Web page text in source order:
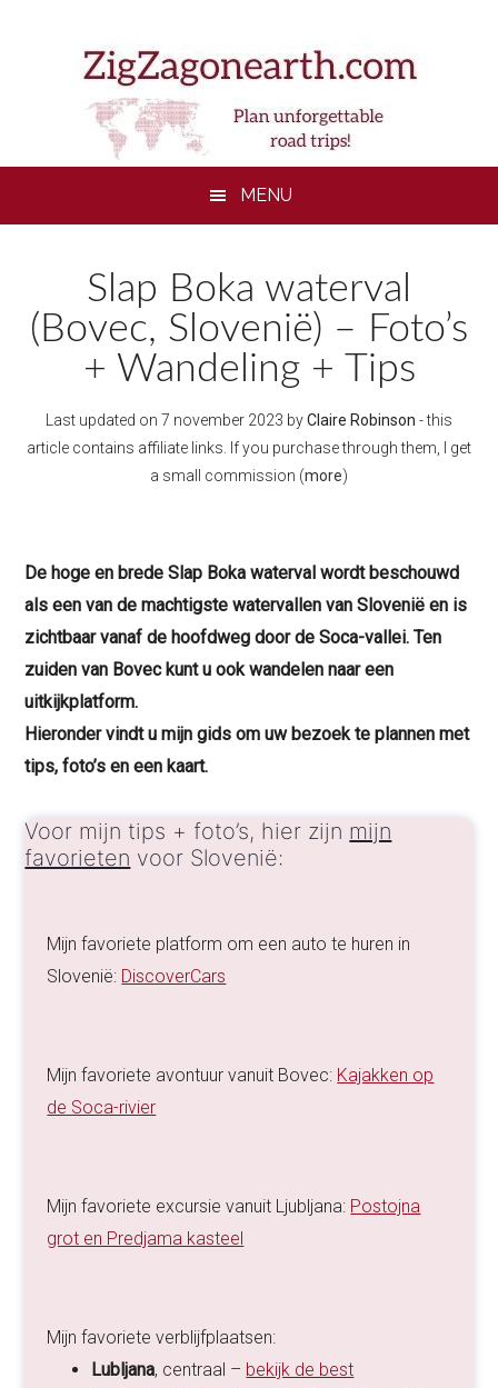
MENU
Slap Boka waterval
(Bovec, Slovenië) – Foto’s
+ Wandeling + Tips
Last updated on 7 november 2023 byClaire Robinson - this
article contains affiliate links. If you purchase through them, I get
a small commission (more)
De hoge en brede Slap Boka waterval wordt beschouwd
als een van de machtigste watervallen van Slovenië en is
zichtbaar vanaf de hoofdweg door de Soca-vallei. Ten
zuiden van Bovec kunt u ook wandelen naar een
uitkijkplatform.
Hieronder vindt u mijn gids om uw bezoek te plannen met
tips, foto’s en een kaart.
Voor mijn tips + foto’s, hier zijn mijn
favorieten voor Slovenië:
Mijn favoriete platform om een auto te huren in
Slovenië: DiscoverCars
Mijn favoriete avontuur vanuit Bovec: Kajakken op
de Soca-rivier
Mijn favoriete excursie vanuit Ljubljana: Postojna
grot en Predjama kasteel
Mijn favoriete verblijfplaatsen:
Lubljana, centraal – bekijk de best